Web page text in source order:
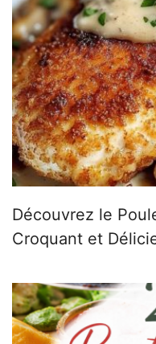
Découvrez le
Croquant et